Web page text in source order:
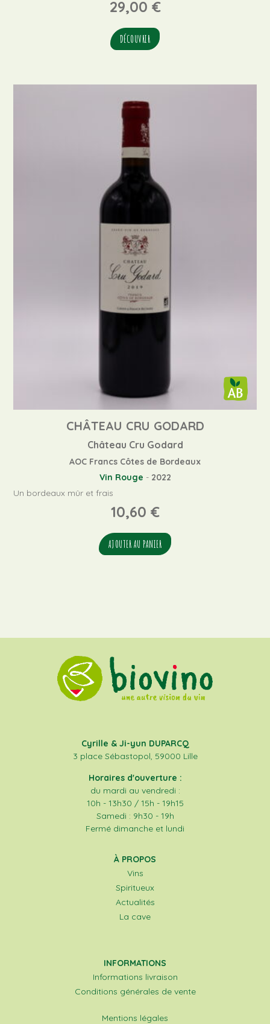
29,00 €
DÉCOUVRIR
CHÂTEAU CRU GODARD
Château Cru Godard
AOC Francs Côtes de Bordeaux
Vin Rouge - 2022
Un bordeaux mûr et frais
10,60 €
AJOUTER AU PANIER
Cyrille & Ji-yun DUPARCQ
3 place Sébastopol, 59000 Lille
Horaires d'ouverture :
du mardi au vendredi :
10h - 13h30 / 15h - 19h15
Samedi : 9h30 - 19h
Fermé dimanche et lundi
À PROPOS
Vins
Spiritueux
Actualités
La cave
INFORMATIONS
Informations livraison
Conditions générales de vente
Mentions légales